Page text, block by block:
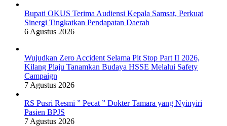
Bupati OKUS Terima Audiensi Kepala Samsat, Perkuat
Sinergi Tingkatkan Pendapatan Daerah
6 Agustus 2026
Wujudkan Zero Accident Selama Pit Stop Part II 2026,
Kilang Plaju Tanamkan Budaya HSSE Melalui Safety
Campaign
7 Agustus 2026
RS Pusri Resmi ” Pecat ” Dokter Tamara yang Nyinyiri
Pasien BPJS
7 Agustus 2026